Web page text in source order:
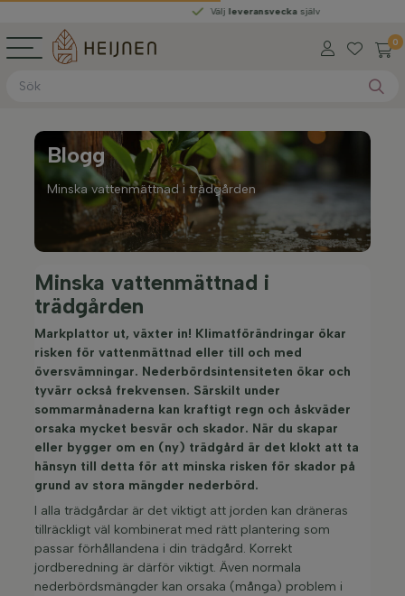
Väljleveransveckasjälv
0
Blogg
Minska vattenmättnad i trädgården
Minska vattenmättnad i
trädgården
Markplattor ut, växter in! Klimatförändringar ökar
risken för vattenmättnad eller till och med
översvämningar. Nederbördsintensiteten ökar och
tyvärr också frekvensen. Särskilt under
sommarmånaderna kan kraftigt regn och åskväder
orsaka mycket besvär och skador. När du skapar
eller bygger om en (ny) trädgård är det klokt att ta
hänsyn till detta för att minska risken för skador på
grund av stora mängder nederbörd.
I alla trädgårdar är det viktigt att jorden kan dräneras
tillräckligt väl kombinerat med rätt plantering som
passar förhållandena i din trädgård. Korrekt
jordberedning är därför viktigt. Även normala
nederbördsmängder kan orsaka (många) problem i